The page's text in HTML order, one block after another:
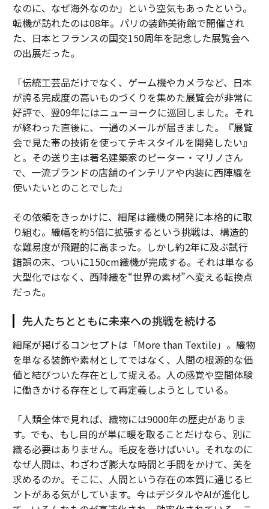
なのに、なぜ海外なのか」という空気もあったという。
転機が訪れたのは08年。パリの装飾美術館で開催され
た、日本とフランスの国交150周年を記念した展覧会へ
の出展だった。
「伝統工芸品だけでなく、ゲーム機やカメラなど、日本
が誇る完成度の高いものづくりを集めた展覧会が非常に
好評で、翌09年にはニューヨークに巡回しました。それ
が終わった直後に、一通のメールが届きました。『展覧
会で見た帯の技術を使ってテキスタイルを開発したい』
と。その送り主は著名建築家のピーター・マリノさん
で、一流ブランドの店舗のインテリアや内装に西陣織を
使いたいとのことでした」
その依頼をきっかけに、細尾は織機の開発に本格的に取
り組む。織幅を約5倍に拡張するという挑戦は、構造的
な難易度が飛躍的に高まった。しかし約2年に及ぶ試行
錯誤の末、ついに150cm織機が完成する。それは単なる
大型化ではなく、西陣織を“世界の素材”へ変える転換点
だった。
先人たちとともに未来への挑戦を続ける
細尾が掲げるコンセプトは「More than Textile」。織物
を単なる装飾や素材としてではなく、人間の根源的な価
値と結びついた存在として捉える。人の感覚や空間体験
に働きかける存在として再定義しようとしている。
「人類全体で見れば、織物には9000年の歴史がありま
す。でも、もし目的が単に暖を取ることだけなら、別に
織る必要はありません。毛皮を巻けばいい。それなのに
なぜ人間は、わざわざ膨大な時間と手間をかけて、美を
求めるのか。そこに、人間という存在の本質に通じるヒ
ントがある気がしています。今はデジタルやAIが進化し